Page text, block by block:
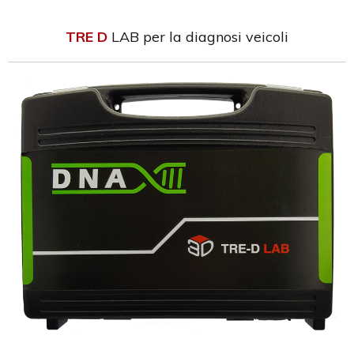
TRE D LAB per la diagnosi veicoli